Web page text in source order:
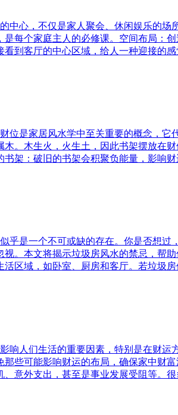
中心，不仅是家人聚会、休闲娱乐的
每个家庭主人的必修课。空间布局：
到客厅的中心区域，给人一种迎接的
位是家居风水学中至关重要的概念，
。木生火，火生土，因此书架摆放在
架：破旧的书架会积聚负能量，影响
乎是一个不可或缺的存在。你是否想
。本文将揭示垃圾房风水的禁忌，帮
区域，如卧室、厨房和客厅。若垃圾
响人们生活的重要因素，特别是在财
些可能影响财运的布局，确保家中财
意外支出，甚至是事业发展受阻等。很